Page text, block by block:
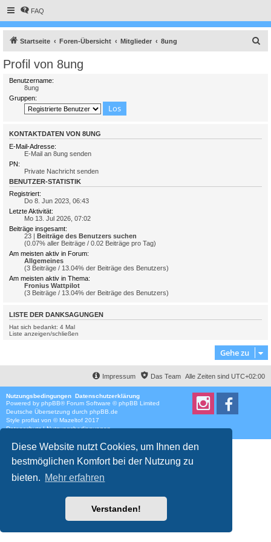
Diese Website nutzt Cookies, um Ihnen den
bestmöglichen Komfort bei der Nutzung zu
bieten. Mehr erfahren
Verstanden!
FAQ
Startseite Foren-Übersicht Mitglieder 8ung
Profil von 8ung
Benutzername:
8ung
Gruppen:
KONTAKTDATEN VON 8UNG
E-Mail-Adresse:
E-Mail an 8ung senden
PN:
Private Nachricht senden
BENUTZER-STATISTIK
Registriert:
Do 8. Jun 2023, 06:43
Letzte Aktivität:
Mo 13. Jul 2026, 07:02
Beiträge insgesamt:
23 | Beiträge des Benutzers suchen
(0.07% aller Beiträge / 0.02 Beiträge pro Tag)
Am meisten aktiv in Forum:
Allgemeines
(3 Beiträge / 13.04% der Beiträge des Benutzers)
Am meisten aktiv in Thema:
Fronius Wattpilot
(3 Beiträge / 13.04% der Beiträge des Benutzers)
LISTE DER DANKSAGUNGEN
Hat sich bedankt: 4 Mal
Liste anzeigen/schließen
Gehe zu
Alle Zeiten sind UTC+02:00
Das Team
Impressum
Nutzungsbedingungen Datenschutzerklärung
Powered by phpBB® Forum Software © phpBB Limited
Deutsche Übersetzung durch phpBB.de
Style proflat von ©Mazeltof 2017
Datenschutz|Nutzungsbedingungen